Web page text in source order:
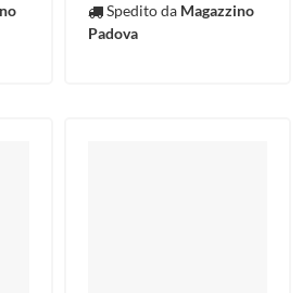
Spedito da Magazzino
Padova